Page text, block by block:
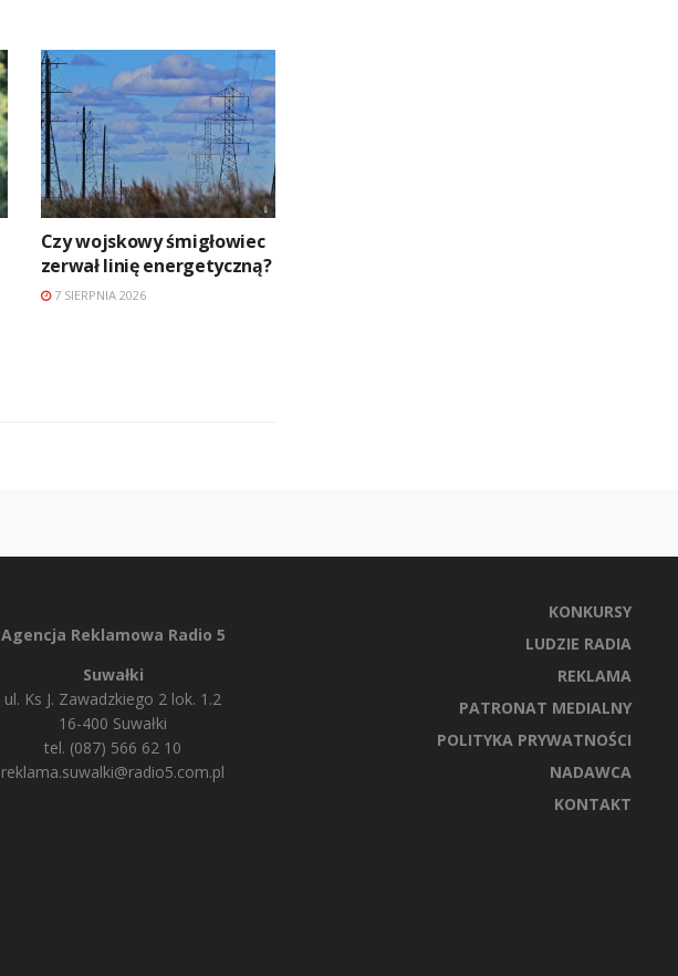
Czy wojskowy śmigłowiec
zerwał linię energetyczną?
7 SIERPNIA 2026
Agencja Reklamowa Radio 5
Suwałki
ul. Ks J. Zawadzkiego 2 lok. 1.2
16-400 Suwałki
tel. (087) 566 62 10
reklama.suwalki@radio5.com.pl
KONKURSY
LUDZIE RADIA
REKLAMA
PATRONAT MEDIALNY
POLITYKA PRYWATNOŚCI
NADAWCA
KONTAKT